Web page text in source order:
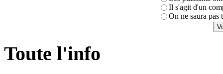
Il s'agit d'un
On ne saura pas
Toute l'info